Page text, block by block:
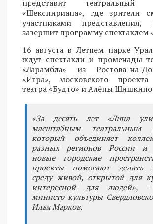
представит театральный
«Шекспириана», где зрители
участниками
завершит программу спектаклем
16 августа в Летнем парке
ждут спектакли и променады
«Ларамбла» из Ростова-на-
«Игра», московского проекта
театра «Будто» и Алёны
«За десять лет «Лица
масштабным театральным
который объединяет
разных регионов России и
новые городские
проекты помогают делать
среду живой, открытой для
интересной для людей», -
министр культуры
Илья Марков.